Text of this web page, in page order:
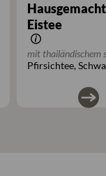
Eistee
mit thailändischem
Pfirsichtee